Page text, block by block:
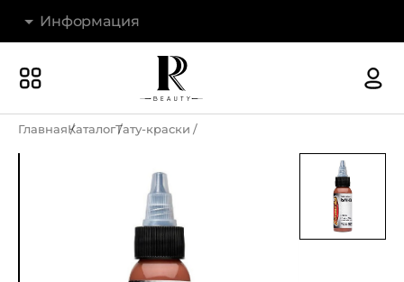
Информация
Наши магазины
Доставка и оплата
ГлавнаяКаталогТату-краски